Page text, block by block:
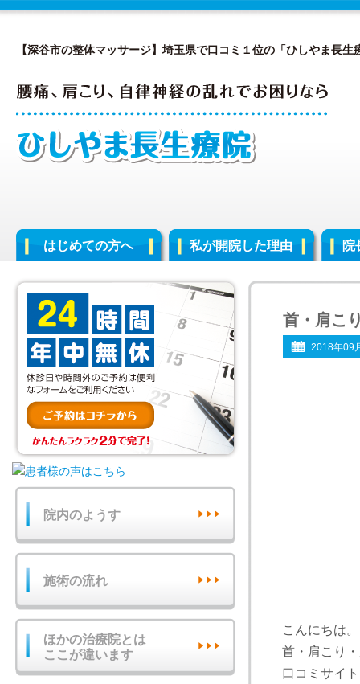
【深谷市の整体マッサージ】埼玉県で口コミ１位の「ひしやま長生
はじめての方へ 私が開院した理由 院
首・肩こ
2018年09
こんにちは。
首・肩こり
口コミサイ
院内のようす
施術の流れ
ほかの治療院とは
ここが違います